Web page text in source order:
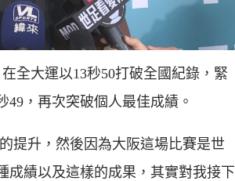
全大運以13秒50打破全國紀錄，緊
49，再次突破個人最佳成績。
提升，然後因為大阪這場比賽是世
成績以及這樣的成果，其實對我接下